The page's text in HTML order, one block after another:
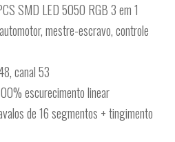
SMD LED 5050 RGB 3 em 1
mestre-escravo, controle
canal 53
escurecimento linear
de 16 segmentos + tingimento